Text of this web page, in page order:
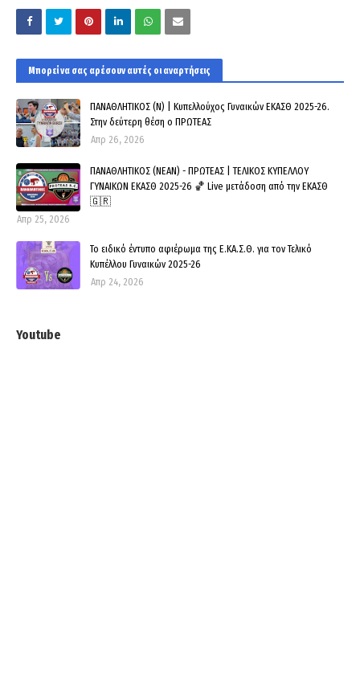
Μπορεί να σας αρέσουν αυτές οι αναρτήσεις
ΠΑΝΑΘΛΗΤΙΚΟΣ (Ν) | Κυπελλούχος Γυναικών ΕΚΑΣΘ 2025-26.
Στην δεύτερη θέση ο ΠΡΩΤΕΑΣ
Απρ 26, 2026
ΠΑΝΑΘΛΗΤΙΚΟΣ (ΝΕΑΝ) - ΠΡΩΤΕΑΣ | ΤΕΛΙΚΟΣ ΚΥΠΕΛΛΟΥ
ΓΥΝΑΙΚΩΝ ΕΚΑΣΘ 2025-26 🏀 Live μετάδοση από την ΕΚΑΣΘ
🇬🇷
Απρ 25, 2026
Το ειδικό έντυπο αφιέρωμα της Ε.ΚΑ.Σ.Θ. για τον Τελικό
Κυπέλλου Γυναικών 2025-26
Απρ 24, 2026
Youtube